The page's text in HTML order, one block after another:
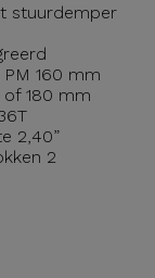
stuurdemper
160 mm
of 180 mm
2,40”
2